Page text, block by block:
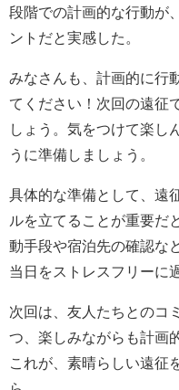
段階での計画的な行動が
ントだと実感した。
みなさんも、計画的に行
てください！次回の遠征
しょう。気をつけて楽し
うに準備しましょう。
具体的な準備として、遠
ルを立てることが重要だ
動手段や宿泊先の確認な
当日をストレスフリーに
次回は、友人たちとのコ
つ、楽しみながらも計画
これが、素晴らしい遠征